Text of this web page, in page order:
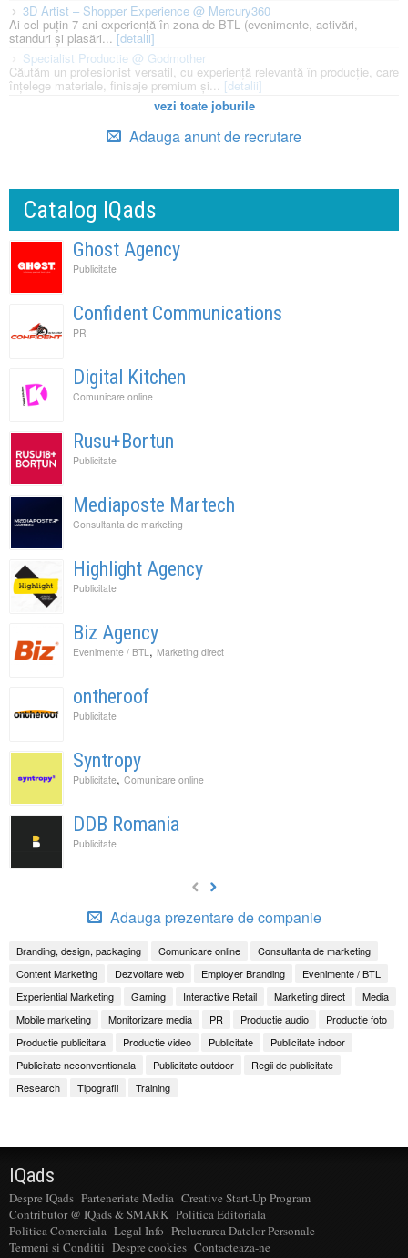
3D Artist – Shopper Experience @ Mercury360
Ai cel puțin 7 ani experiență în zona de BTL (evenimente, activări,
standuri și plasări...[detalii]
Specialist Productie @ Godmother
Căutăm un profesionist versatil, cu experiență relevantă în producție, care
înțelege materiale, finisaje premium și... [detalii]
vezi toate joburile
Adauga anunt de recrutare
Catalog IQads
Ghost Agency
Publicitate
Confident Communications
PR
Digital Kitchen
Comunicare online
Rusu+Bortun
Publicitate
Mediaposte Martech
Consultanta de marketing
Highlight Agency
Publicitate
Biz Agency
Evenimente / BTL , Marketing direct
ontheroof
Publicitate
Syntropy
Publicitate, Comunicare online
DDB Romania
Publicitate
Adauga prezentare de companie
Branding, design, packaging Comunicare online
Consultanta de marketing
Content Marketing
Dezvoltare web Employer Branding
Evenimente / BTL
Experiential Marketing
Gaming Interactive Retail Marketing direct
Media
Mobile marketing
Monitorizare media PR Productie audio
Productie foto
Productie publicitara
Productie video Publicitate
Publicitate indoor
Publicitate neconventionala
Publicitate outdoor
Regii de publicitate
Research
Tipografii Training
IQads
Despre IQads Parteneriate Media Creative Start-Up Program
Contributor @ IQads & SMARK Politica Editoriala
Politica Comerciala Legal Info Prelucrarea Datelor Personale
Termeni si Conditii Despre cookies Contacteaza-ne